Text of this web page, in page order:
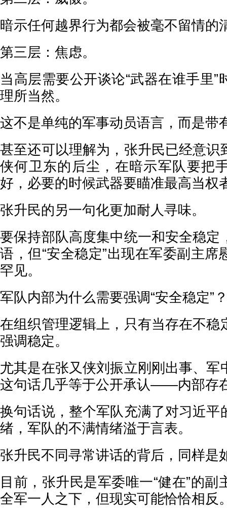
暗示任何越界行为都会被毫不留情的
第三层：焦虑。
当高层需要公开谈论“武器在谁手里”
理所当然。
这不是单纯的军事动员语言，而是带
甚至还可以理解为，张升民已经意识
侠何卫东的后尘，在暗示军队要把
好，必要的时候武器要瞄准最高当权
张升民的另一句化更加耐人寻味。
要保持部队高度集中统一和安全稳定
语，但“安全稳定”出现在军委副主席
罕见。
军队内部为什么需要强调“安全稳定”
在组织管理逻辑上，只有当存在不稳
强调稳定。
尤其是在张又侠刘振立刚刚出事、军
这句话几乎等于公开承认——内部存
换句话说，整个军队充满了对习近平
绪，军队的不满情绪溢于言表。
张升民不同寻常讲话的背后，同样是
目前，张升民是军委唯一“健在”的
全军一人之下，但现实可能恰恰相反